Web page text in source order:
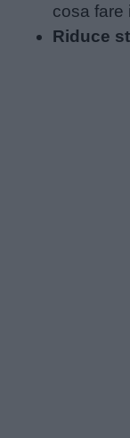
cosa fare
Riduce